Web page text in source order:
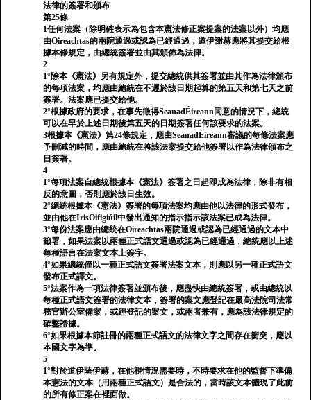
法律的簽署和頒布
第25條
1任何法案（除明確表示為包含本憲法修正案提案的法案以外）均應
由Oireachtas的兩院通過或認為已經通過，道伊謝赫應將其提交給根
據本條規定，由總統簽署並由其頒佈為法律。
2
1°除本《憲法》另有規定外，提交總統供其簽署並由其作為法律頒布
的每項法案，均應由總統在不遲於該日期起算的第五天和第七天之前
簽署。法案應已提交給他。
2°根據政府的要求，在事先徵得SeanadÉireann同意的情況下，總統
可以在早於上述日期後第五天的日期簽署任何該要求的法案。
3根據本《憲法》第24條規定，應由SeanadÉireann審議的每條法案應
予刪減的時間，應由總統在將該法案提交給他簽署以作為法律頒布之
日簽署。
4
1°每項法案自總統根據本《憲法》簽署之日起即成為法律，除非有相
反的意圖，否則應於該日生效。
2°總統根據本《憲法》簽署的每項法案均應由他以法律的形式發布，
並由他在IrisOifigiúil中發出通知的指示指示該法案已成為法律。
3°每份法案應由總統在Oireachtas兩院通過或認為已經通過的文本中
籤署，如果法案以兩種正式語文通過或認為已經通過，總統應以上述
每種語言在法案文本上簽字。
4°如果總統僅以一種正式語文簽署法案文本，則應以另一種正式語文
發布正式譯文。
5°法案作為一項法律簽署並頒布後，應盡快由總統簽署，或由總統以
每種正式語文簽署的法律文本，簽署的案文應登記在最高法院司法常
務官辦公室備案，或經登記的案文，或兩者兼有，應為該法律規定的
確鑿證據。
6°如果根據本節註冊的兩種正式語文的法律文字之間存在衝突，應以
本國文字為準。
5
1°對於道伊薩伊赫，在他視情況需要時，不時要求在他的監督下準備
本憲法的文本（用兩種正式語文）是合法的，當時該文本體現了此前
的所有修正案在裡面做。